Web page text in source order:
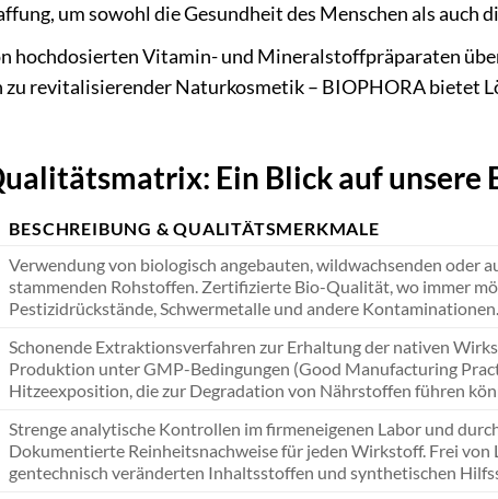
um sowohl die Gesundheit des Menschen als auch
hochdosierten Vitamin- und Mineralstoffpräparaten
zu revitalisierender Naturkosmetik – BIOPHORA bietet
Ein Blick auf unsere
BESCHREIBUNG & QUALITÄTSMERKMALE
Verwendung von biologisch angebauten, wildwachsenden oder
stammenden Rohstoffen. Zertifizierte Bio-Qualität, wo immer
Pestizidrückstände, Schwermetalle und andere Kontaminationen.
Schonende Extraktionsverfahren zur Erhaltung der nativen
Produktion unter GMP-Bedingungen (Good Manufacturing
Hitzeexposition, die zur Degradation von Nährstoffen führen
Strenge analytische Kontrollen im firmeneigenen Labor und
Dokumentierte Reinheitsnachweise für jeden Wirkstoff. Frei von
gentechnisch veränderten Inhaltsstoffen und synthetischen